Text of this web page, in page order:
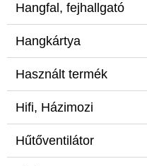
Hangfal, fejhallgató
Hangkártya
Használt termék
Hifi, Házimozi
Hűtőventilátor